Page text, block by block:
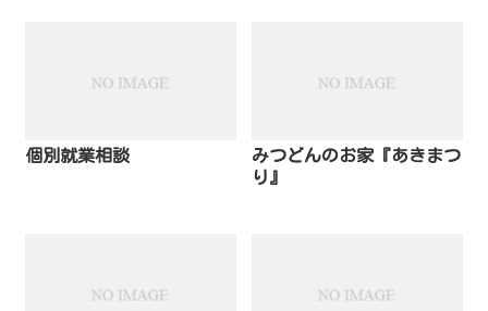
個別就業相談
みつどんのお家『あきまつ
り』